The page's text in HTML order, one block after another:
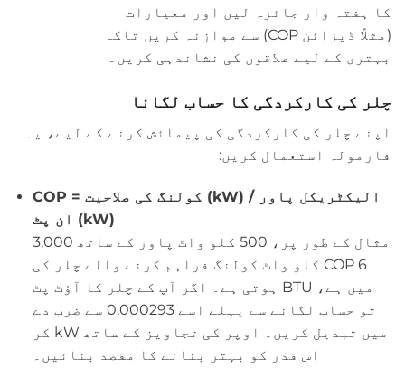
کا ہفتہ وار جائزہ لیں اور معیارات
(مثلاً ڈیزائن COP) سے موازنہ کریں تاکہ
بہتری کے لیے علاقوں کی نشاندہی کریں۔
چلر کی کارکردگی کا حساب لگانا
اپنے چلر کی کارکردگی کی پیمائش کرنے کے لیے، یہ
فارمولہ استعمال کریں:
COP = کولنگ کی صلاحیت (kW) / الیکٹریکل پاور
ان پٹ (kW)
مثال کے طور پر، 500 کلو واٹ پاور کے ساتھ 3,000
کلو واٹ کولنگ فراہم کرنے والے چلر کی COP 6
ہوتی ہے۔ اگر آپ کے چلر کا آؤٹ پٹ BTU میں ہے،
تو حساب لگانے سے پہلے اسے 0.000293 سے ضرب دے
کر kW میں تبدیل کریں۔ اوپر کی تجاویز کے ساتھ
اس قدر کو بہتر بنانے کا مقصد بنائیں۔